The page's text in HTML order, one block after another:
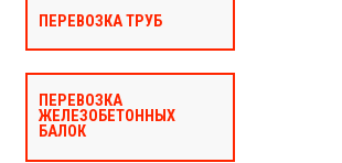
ПЕРЕВОЗКА ТРУБ
ПЕРЕВОЗКА
ЖЕЛЕЗОБЕТОННЫХ
БАЛОК